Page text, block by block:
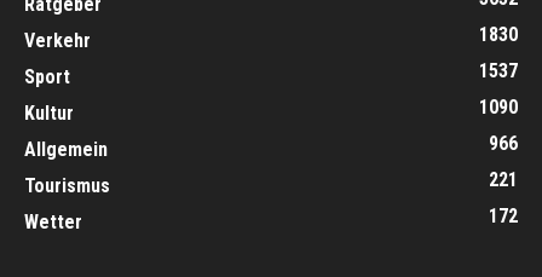
Verkehr
1830
Sport
1537
Kultur
1090
Allgemein
966
Tourismus
221
Wetter
172